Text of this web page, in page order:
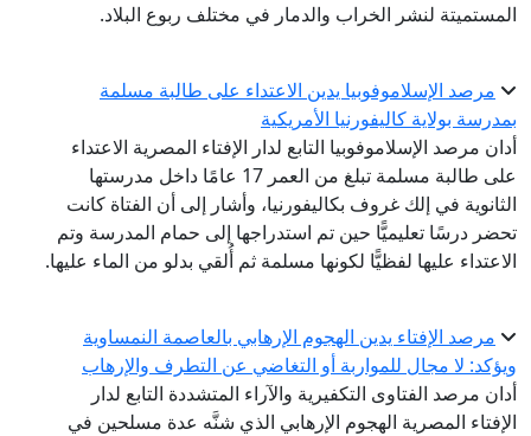
المستميتة لنشر الخراب والدمار في مختلف ربوع البلاد.
مرصد الإسلاموفوبيا يدين الاعتداء على طالبة مسلمة
بمدرسة بولاية كاليفورنيا الأمريكية
أدان مرصد الإسلاموفوبيا التابع لدار الإفتاء المصرية الاعتداء
على طالبة مسلمة تبلغ من العمر 17 عامًا داخل مدرستها
الثانوية في إلك غروف بكاليفورنيا، وأشار إلى أن الفتاة كانت
تحضر درسًا تعليميًّا حين تم استدراجها إلى حمام المدرسة وتم
الاعتداء عليها لفظيًّا لكونها مسلمة ثم أُلقي بدلو من الماء عليها.
مرصد الإفتاء يدين الهجوم الإرهابي بالعاصمة النمساوية
ويؤكد: لا مجال للمواربة أو التغاضي عن التطرف والإرهاب
أدان مرصد الفتاوى التكفيرية والآراء المتشددة التابع لدار
الإفتاء المصرية الهجوم الإرهابي الذي شنَّه عدة مسلحين في